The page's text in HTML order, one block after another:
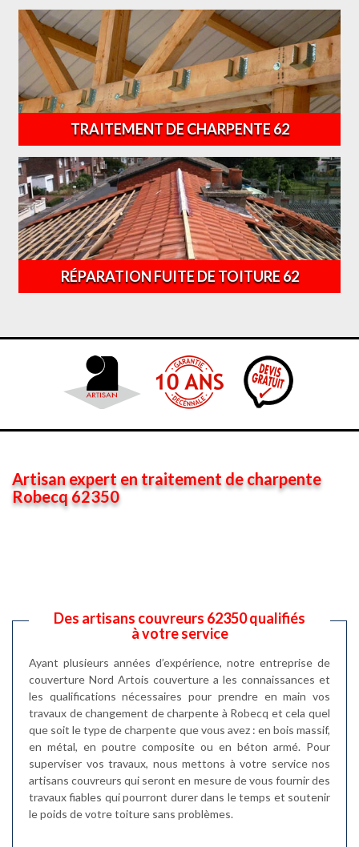
TRAITEMENT DE CHARPENTE 62
RÉPARATION FUITE DE TOITURE 62
Artisan expert en traitement de charpente
Robecq 62350
Des artisans couvreurs 62350 qualifiés
à votre service
Ayant plusieurs années d’expérience, notre entreprise de
couverture Nord Artois couverture a les connaissances et
les qualifications nécessaires pour prendre en main vos
travaux de changement de charpente à Robecq et cela quel
que soit le type de charpente que vous avez : en bois massif,
en métal, en poutre composite ou en béton armé. Pour
superviser vos travaux, nous mettons à votre service nos
artisans couvreurs qui seront en mesure de vous fournir des
travaux fiables qui pourront durer dans le temps et soutenir
le poids de votre toiture sans problèmes.